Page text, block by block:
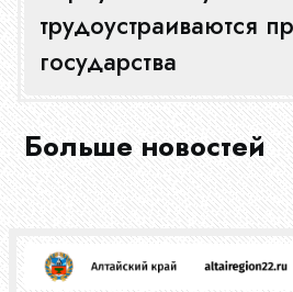
трудоустраиваются
государства
Больше новостей